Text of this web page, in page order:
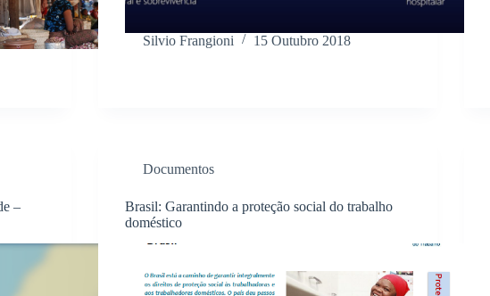
Silvio Frangioni 15 Outubro 2018
–
Documentos
Brasil: Garantindo a proteção social do trabalho
doméstico